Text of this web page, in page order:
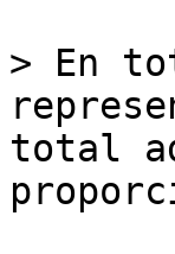
> En
total